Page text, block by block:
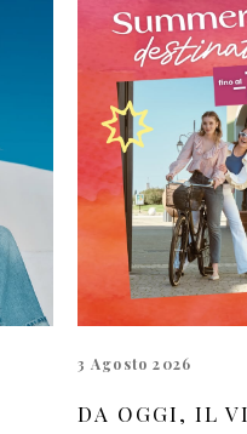
3 Agosto 2026
DA OGGI, IL